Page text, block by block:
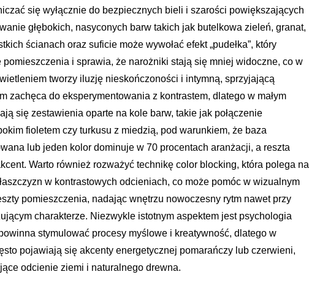
się wyłącznie do bezpiecznych bieli i szarości powiększających
głębokich, nasyconych barw takich jak butelkowa zieleń, granat,
ścianach oraz suficie może wywołać efekt „pudełka”, który
i sprawia, że narożniki stają się mniej widoczne, co w
tworzy iluzję nieskończoności i intymną, sprzyjającą
zachęca do eksperymentowania z kontrastem, dlatego w małym
się zestawienia oparte na kole barw, takie jak połączenie
fioletem czy turkusu z miedzią, pod warunkiem, że baza
lub jeden kolor dominuje w 70 procentach aranżacji, a reszta
Warto również rozważyć technikę color blocking, która polega na
w kontrastowych odcieniach, co może pomóc w wizualnym
pomieszczenia, nadając wnętrzu nowoczesny rytm nawet przy
charakterze. Niezwykle istotnym aspektem jest psychologia
stymulować procesy myślowe i kreatywność, dlatego w
pojawiają się akcenty energetycznej pomarańczy lub czerwieni,
odcienie ziemi i naturalnego drewna.